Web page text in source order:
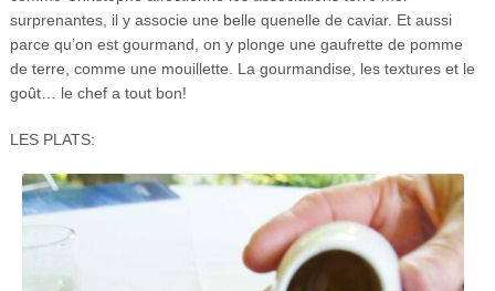
surprenantes, il y associe une belle quenelle de caviar. Et aussi
parce qu’on est gourmand, on y plonge une gaufrette de pomme
de terre, comme une mouillette. La gourmandise, les textures et le
goût… le chef a tout bon!
LES PLATS: